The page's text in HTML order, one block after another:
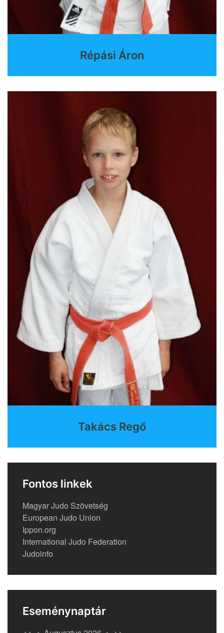
Répási Áron
Takács Regő
Fontos linkek
Magyar Judo Szövetség
European Judo Union
Ippon.org
International Judo Federation
Judoinfo
Eseménynaptár